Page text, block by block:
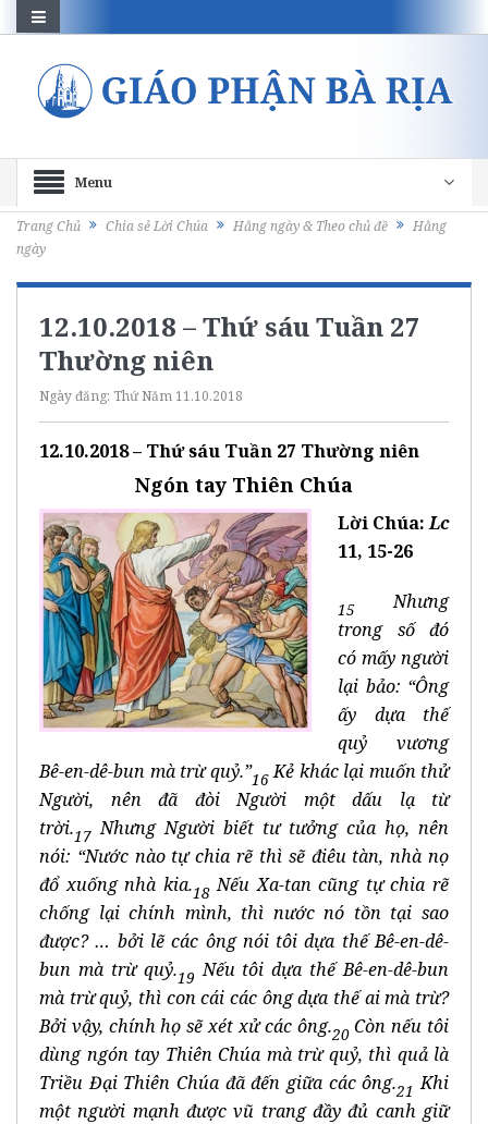
Menu
Trang Chủ Chia sẻ Lời Chúa Hằng ngày & Theo chủ đề
Hằng
ngày
12.10.2018 – Thứ sáu Tuần 27
Thường niên
Ngày đăng: Thứ Năm 11.10.2018
12.10.2018 – Thứ sáu Tuần 27 Thường niên
Ngón tay Thiên Chúa
Lời Chúa:Lc
11, 15-26
15 Nhưng
trong số đó
có mấy người
lại bảo: “Ông
ấy dựa thế
quỷ vương
Bê-en-dê-bun mà trừ quỷ.”16Kẻ khác lại muốn thử
Người, nên đã đòi Người một dấu lạ từ
trời.17 Nhưng Người biết tư tưởng của họ, nên
nói: “Nước nào tự chia rẽ thì sẽ điêu tàn, nhà nọ
đổ xuống nhà kia.18Nếu Xa-tan cũng tự chia rẽ
chống lại chính mình, thì nước nó tồn tại sao
được? … bởi lẽ các ông nói tôi dựa thế Bê-en-dê-
bun mà trừ quỷ.19 Nếu tôi dựa thế Bê-en-dê-bun
mà trừ quỷ, thì con cái các ông dựa thế ai mà trừ?
Bởi vậy, chính họ sẽ xét xử các ông.20Còn nếu tôi
dùng ngón tay Thiên Chúa mà trừ quỷ, thì quả là
Triều Đại Thiên Chúa đã đến giữa các ông.21 Khi
một người mạnh được vũ trang đầy đủ canh giữ